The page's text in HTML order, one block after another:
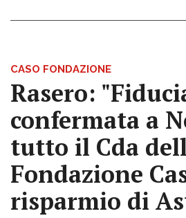
CASO FONDAZIONE
Rasero:
confermata a
tutto il Cda
Fondazione
risparmio di